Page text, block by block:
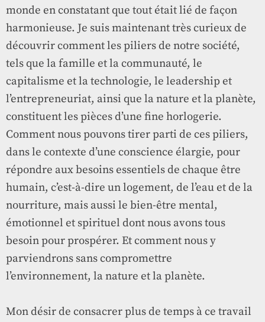
monde en constatant que tout était lié de façon
harmonieuse. Je suis maintenant très curieux de
découvrir comment les piliers de notre société,
tels que la famille et la communauté, le
capitalisme et la technologie, le leadership et
l’entrepreneuriat, ainsi que la nature et la planète,
constituent les pièces d’une fine horlogerie.
Comment nous pouvons tirer parti de ces piliers,
dans le contexte d’une conscience élargie, pour
répondre aux besoins essentiels de chaque être
humain, c’est-à-dire un logement, de l’eau et de la
nourriture, mais aussi le bien-être mental,
émotionnel et spirituel dont nous avons tous
besoin pour prospérer. Et comment nous y
parviendrons sans compromettre
l’environnement, la nature et la planète.
Mon désir de consacrer plus de temps à ce travail